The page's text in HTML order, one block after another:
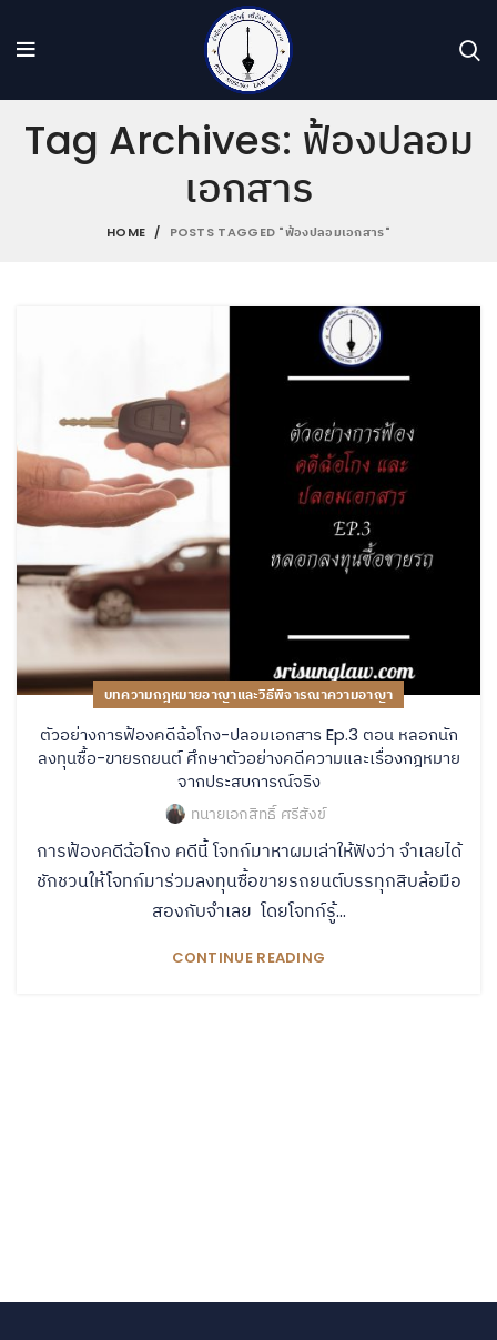
Tag Archives: ฟ้องปลอม
เอกสาร
HOME POSTS TAGGED "ฟ้องปลอมเอกสาร"
บทความกฎหมายอาญาและวิธีพิจารณาความอาญา
ตัวอย่างการฟ้องคดีฉ้อโกง-ปลอมเอกสาร Ep.3 ตอน หลอกนัก
ลงทุนซื้อ-ขายรถยนต์ ศึกษาตัวอย่างคดีความและเรื่องกฎหมาย
จากประสบการณ์จริง
ทนายเอกสิทธิ์ ศรีสังข์
การฟ้องคดีฉ้อโกง คดีนี้ โจทก์มาหาผมเล่าให้ฟังว่า จำเลยได้
ชักชวนให้โจทก์มาร่วมลงทุนซื้อขายรถยนต์บรรทุกสิบล้อมือ
สองกับจำเลย โดยโจทก์รู้...
CONTINUE READING